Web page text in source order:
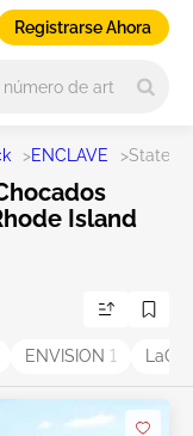
Registrarse Ahora
>ENCLAVE >State RI
Island
ENVISION 1